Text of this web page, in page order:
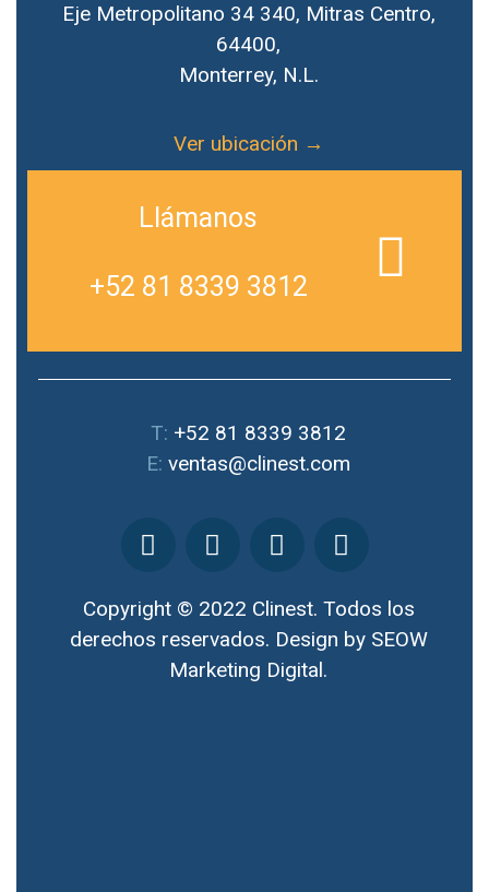
Eje Metropolitano 34 340, Mitras Centro,
64400,
Monterrey, N.L.
Ver ubicación →
Llámanos
+52 81 8339 3812
T: +52 81 8339 3812
E: ventas@clinest.com
Copyright © 2022 Clinest. Todos los
derechos reservados. Design by SEOW
Marketing Digital.